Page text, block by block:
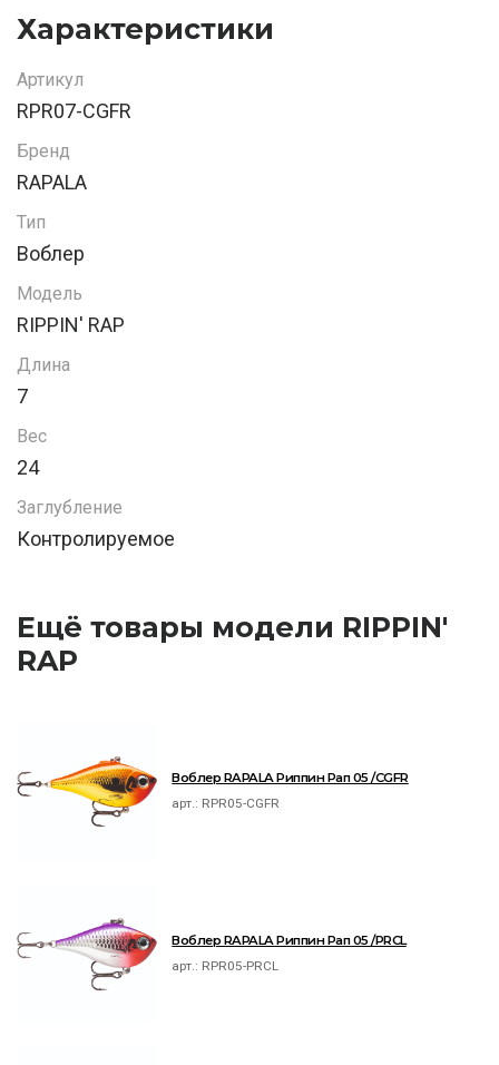
Характеристики
Артикул
RPR07-CGFR
Бренд
RAPALA
Тип
Воблер
Модель
RIPPIN' RAP
Длина
7
Вес
24
Заглубление
Контролируемое
Ещё товары модели RIPPIN'
RAP
Воблер RAPALA Риппин Рап 05 /CGFR
арт.: RPR05-CGFR
Воблер RAPALA Риппин Рап 05 /PRCL
арт.: RPR05-PRCL